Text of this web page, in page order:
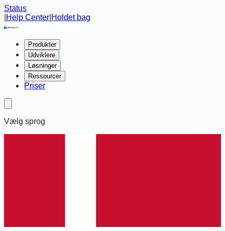
Status
Help Center Holdet bag
Produkter
Udviklere
Løsninger
Ressourcer
Priser
Vælg sprog